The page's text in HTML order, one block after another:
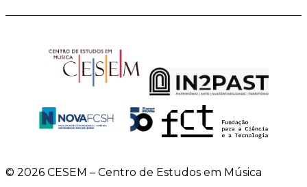
© 2026 CESEM – Centro de Estudos em Música